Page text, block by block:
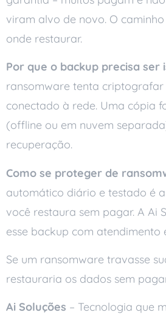
viram alvo de novo. O
onde restaurar.
Por que o backup precisa ser
ransomware tenta
conectado à rede. Uma cópia
(offline ou em nuvem
recuperação.
Como se proteger de
automático diário e testado é
você restaura sem pagar. A Ai
esse backup com atendimento
Se um ransomware travasse
restauraria os dados sem
Ai Soluções – Tecnologia que